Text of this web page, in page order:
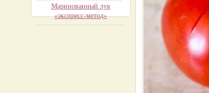
Маринованный лук
«экспресс-метод»